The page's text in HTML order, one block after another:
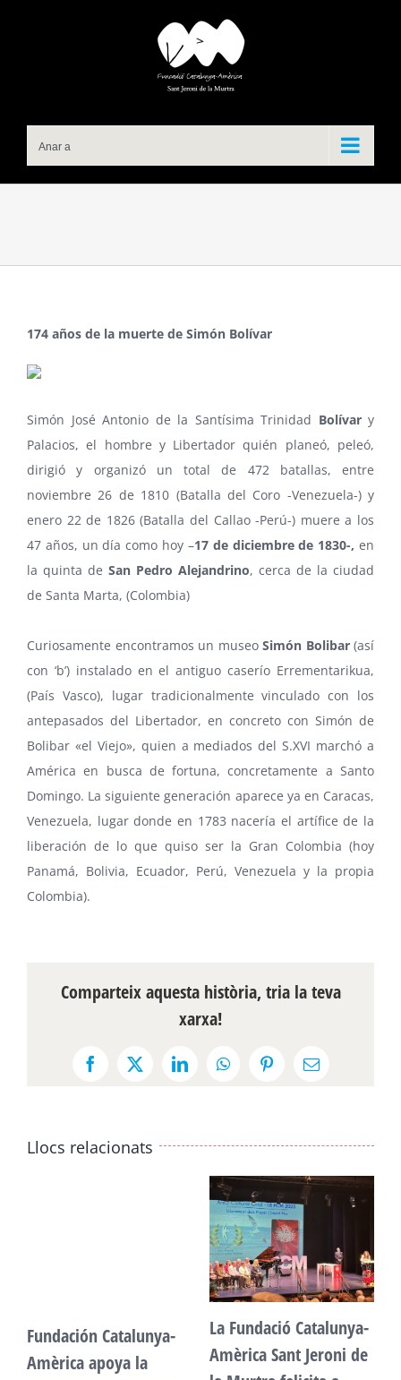
Anar a
174 años de la muerte de Simón Bolívar
Simón José Antonio de la Santísima Trinidad Bolívary
Palacios, el hombre y Libertador quién planeó, peleó,
dirigió y organizó un total de 472 batallas, entre
noviembre 26 de 1810 (Batalla del Coro -Venezuela-) y
enero 22 de 1826 (Batalla del Callao -Perú-) muere a los
47 años, un día como hoy –17 de diciembre de 1830-, en
la quinta de San Pedro Alejandrino, cerca de la ciudad
de Santa Marta, (Colombia)
Curiosamente encontramos un museo Simón Bolibar(así
con ‘b’) instalado en el antiguo caserío Errementarikua,
(País Vasco), lugar tradicionalmente vinculado con los
antepasados del Libertador, en concreto con Simón de
Bolibar «el Viejo», quien a mediados del S.XVI marchó a
América en busca de fortuna, concretamente a Santo
Domingo. La siguiente generación aparece ya en Caracas,
Venezuela, lugar donde en 1783 nacería el artífice de la
liberación de lo que quiso ser la Gran Colombia (hoy
Panamá, Bolivia, Ecuador, Perú, Venezuela y la propia
Colombia).
Comparteix aquesta història, tria la teva
xarxa!
Facebook
X LinkedInWhatsAppPinterestEmail:
Llocs relacionats
Fundación Catalunya-
Amèrica apoya la
La Fundació Catalunya-
Amèrica Sant Jeroni de